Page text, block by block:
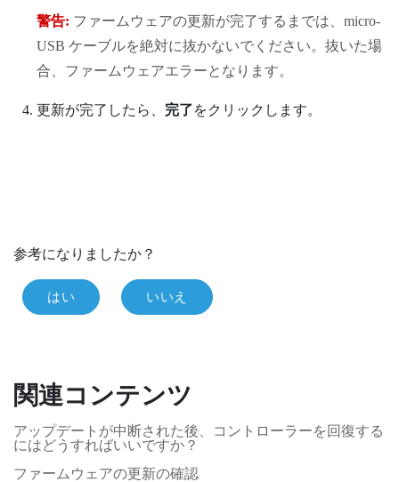
警告: ファームウェアの更新が完了するまでは、micro-
USB ケーブルを絶対に抜かないでください。抜いた場
合、ファームウェアエラーとなります。
更新が完了したら、 完了をクリックします。
参考になりましたか？
はい いいえ
関連コンテンツ
アップデートが中断された後、コントローラーを回復する
にはどうすればいいですか？
ファームウェアの更新の確認